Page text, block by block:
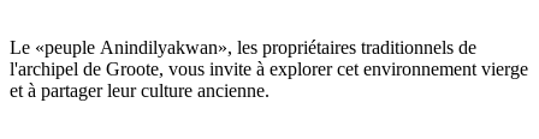
Le «peuple Anindilyakwan», les propriétaires traditionnels de
l'archipel de Groote, vous invite à explorer cet environnement vierge
et à partager leur culture ancienne.